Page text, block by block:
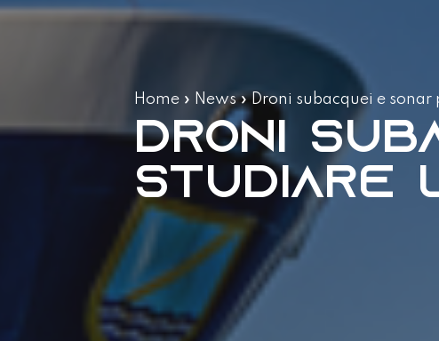
Home » News»Droni subacquei e sonar
Droni
studiare